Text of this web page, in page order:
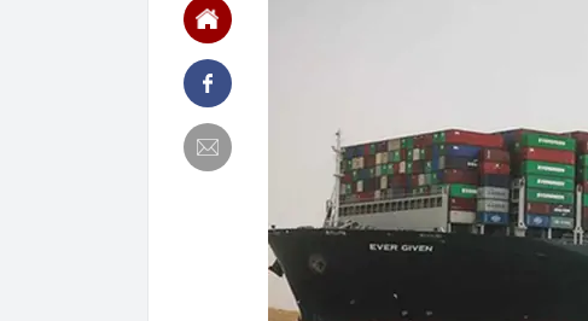
13:50
Cụ bà 111 tuổi vẫn
thập kỷ
13:47
Nhu cầu tìm kiếm
13:43
Giá gạo châu Á duy
Không ngờ có mỹ
của cả dân tộc,
13:36
ĐBQH: Mở rộng